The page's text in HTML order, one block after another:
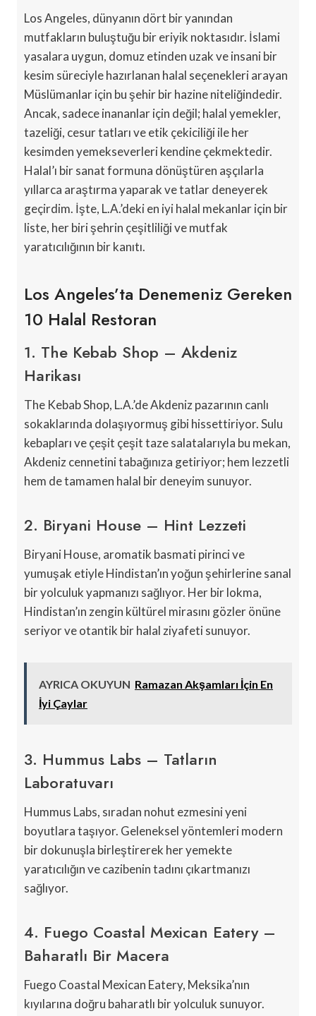
Los Angeles, dünyanın dört bir yanından
mutfakların buluştuğu bir eriyik noktasıdır. İslami
yasalara uygun, domuz etinden uzak ve insani bir
kesim süreciyle hazırlanan halal seçenekleri arayan
Müslümanlar için bu şehir bir hazine niteliğindedir.
Ancak, sadece inananlar için değil; halal yemekler,
tazeliği, cesur tatları ve etik çekiciliği ile her
kesimden yemekseverleri kendine çekmektedir.
Halal’ı bir sanat formuna dönüştüren aşçılarla
yıllarca araştırma yaparak ve tatlar deneyerek
geçirdim. İşte, L.A.’deki en iyi halal mekanlar için bir
liste, her biri şehrin çeşitliliği ve mutfak
yaratıcılığının bir kanıtı.
Los Angeles’ta Denemeniz Gereken
10 Halal Restoran
1. The Kebab Shop – Akdeniz
Harikası
The Kebab Shop, L.A.’de Akdeniz pazarının canlı
sokaklarında dolaşıyormuş gibi hissettiriyor. Sulu
kebapları ve çeşit çeşit taze salatalarıyla bu mekan,
Akdeniz cennetini tabağınıza getiriyor; hem lezzetli
hem de tamamen halal bir deneyim sunuyor.
2. Biryani House – Hint Lezzeti
Biryani House, aromatik basmati pirinci ve
yumuşak etiyle Hindistan’ın yoğun şehirlerine sanal
bir yolculuk yapmanızı sağlıyor. Her bir lokma,
Hindistan’ın zengin kültürel mirasını gözler önüne
seriyor ve otantik bir halal ziyafeti sunuyor.
AYRICA OKUYUN Ramazan Akşamları İçin En
İyi Çaylar
3. Hummus Labs – Tatların
Laboratuvarı
Hummus Labs, sıradan nohut ezmesini yeni
boyutlara taşıyor. Geleneksel yöntemleri modern
bir dokunuşla birleştirerek her yemekte
yaratıcılığın ve cazibenin tadını çıkartmanızı
sağlıyor.
4. Fuego Coastal Mexican Eatery –
Baharatlı Bir Macera
Fuego Coastal Mexican Eatery, Meksika’nın
kıyılarına doğru baharatlı bir yolculuk sunuyor.